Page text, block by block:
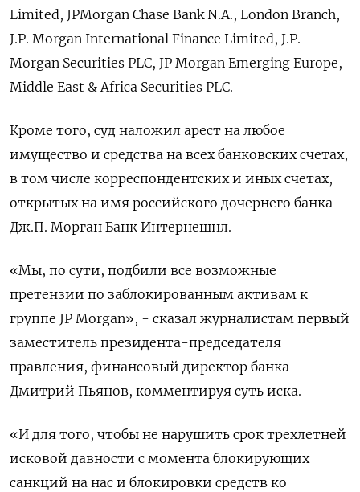
Limited, JPMorgan Chase Bank N.A., London Branch,
J.P. Morgan International Finance Limited, J.P.
Morgan Securities PLC, JP Morgan Emerging Europe,
Middle East & Africa Securities PLC.
Кроме того, суд наложил арест на любое
имущество и средства на всех банковских счетах,
в том числе корреспондентских и иных счетах,
открытых на имя российского дочернего банка
Дж.П. Морган Банк Интернешнл.
«Мы, по сути, подбили все возможные
претензии по заблокированным активам к
группе JP Morgan», - сказал журналистам первый
заместитель президента-председателя
правления, финансовый директор банка
Дмитрий Пьянов, комментируя суть иска.
«И для того, чтобы не нарушить срок трехлетней
исковой давности с момента блокирующих
санкций на нас и блокировки средств ко